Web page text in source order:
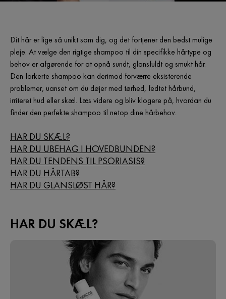
Dit hår er lige så unikt som dig, og det fortjener den bedst mulige
pleje. At vælge den rigtige shampoo til din specifikke hårtype og
behov er afgørende for at opnå sundt, glansfuldt og smukt hår.
Den forkerte shampoo kan derimod forværre eksisterende
problemer, uanset om du døjer med tørhed, fedtet hårbund,
irriteret hud eller skæl. Læs videre og bliv klogere på, hvordan du
finder den perfekte shampoo til netop dine hårbehov.
HAR DU SKÆL?
HAR DU UBEHAG I HOVEDBUNDEN?
HAR DU TENDENS TIL PSORIASIS?
HAR DU HÅRTAB?
HAR DU GLANSLØST HÅR?
HAR DU SKÆL?